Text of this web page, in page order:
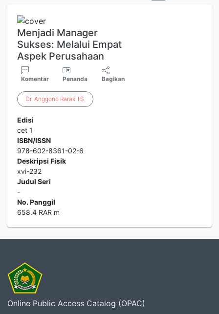
Menjadi Manager
Sukses: Melalui Empat
Aspek Perusahaan
Komentar Penanda Bagikan
Dr. Anggono Raras TS
Edisi
cet 1
ISBN/ISSN
978-602-8361-02-6
Deskripsi Fisik
xvi-232
Judul Seri
-
No. Panggil
658.4 RAR m
Online Public Access Catalog (OPAC)